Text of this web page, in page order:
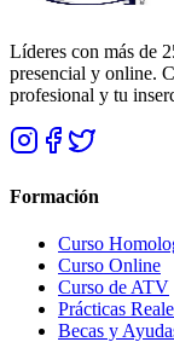
Líderes con más de
presencial y online.
profesional y tu
Formación
Curso
Curso Online
Curso de ATV
Prácticas
Becas y